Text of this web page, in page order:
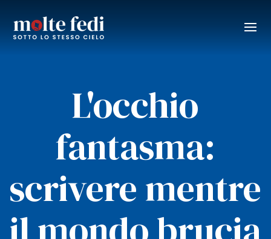
L'occhio
fantasma:
scrivere mentre